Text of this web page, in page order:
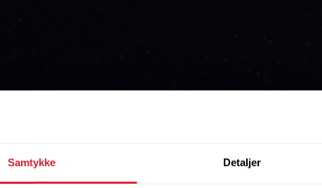
Samtykke Detaljer